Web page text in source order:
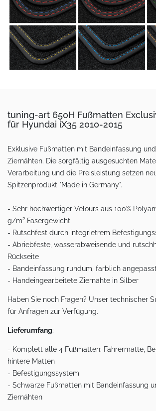
tuning-art 650H Fußmatten
für Hyundai iX35 2010-2015
Exklusive Fußmatten mit Bandeinfassung
Ziernähten. Die sorgfältig ausgesuchten
Verarbeitung und die Preisleistung setzen
Spitzenprodukt "Made in Germany".
- Sehr hochwertiger Velours aus 100%
g/m² Fasergewicht
- Rutschfest durch integrietrem
- Abriebfeste, wasserabweisende und
Rückseite
- Bandeinfassung rundum, farblich
- Handeingearbeitete Ziernähte in Silber
Haben Sie noch Fragen? Unser technischer
für Anfragen zur Verfügung.
Lieferumfang:
- Komplett alle 4 Fußmatten: Fahrermatte,
hintere Matten
- Befestigungssystem
- Schwarze Fußmatten mit Bandeinfassung
Ziernähten